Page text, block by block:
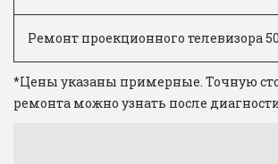
Ремонт проекционного телевизора
*Цены указаны примерные. Точную
ремонта можно узнать после